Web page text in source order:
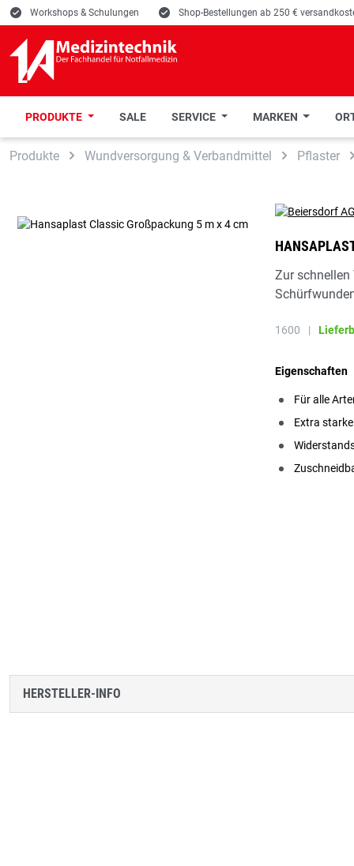
Zur Suche springen
Zur Hauptnavigation springen
E Workshops & Schulungen E Shop-Bestellungen ab 250 €
PRODUKTE SALE SERVICE MARKEN
Produkte Wundversorgung & Verbandmittel Pflaster
Zur schnellen
1600 |
Eigenschaften
Für alle
Extra
HERSTELLER-INFO